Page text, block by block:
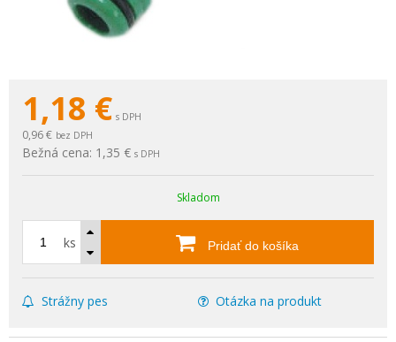
1,18 € s DPH
0,96 € bez DPH
Bežná cena: 1,35 € s DPH
Skladom
ks Pridať do košíka
Strážny pes Otázka na produkt